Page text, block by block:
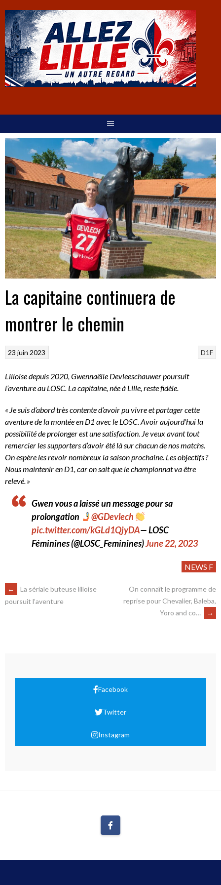
La capitaine continuera de
montrer le chemin
D1F
23 juin 2023
Lilloise depuis 2020, Gwennaëlle Devleeschauwer poursuit
l’aventure au LOSC. La capitaine, née à Lille, reste fidèle.
« Je suis d’abord très contente d’avoir pu vivre et partager cette
aventure de la montée en D1 avec le LOSC. Avoir aujourd’hui la
possibilité de prolonger est une satisfaction. Je veux avant tout
remercier les supporters d’avoir été là sur chacun de nos matchs.
On espère les revoir nombreux la saison prochaine. Les objectifs ?
Nous maintenir en D1, car on sait que le championnat va être
relevé. »
Gwen vous a laissé un message pour sa
prolongation
@GDevlech
pic.twitter.com/kGLd1QjyDA— LOSC
Féminines (@LOSC_Feminines)June 22, 2023
NEWS F
←
La sériale buteuse lilloise
poursuit l’aventure
On connaît le programme de
reprise pour Chevalier, Baleba,
Yoro and co…
→
Facebook
Twitter
Instagram